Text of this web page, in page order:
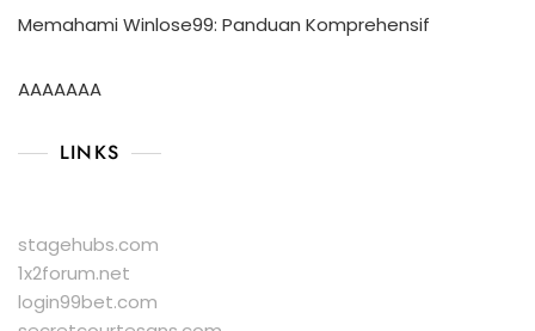
Memahami Winlose99: Panduan Komprehensif
AAAAAAA
LINKS
stagehubs.com
1x2forum.net
login99bet.com